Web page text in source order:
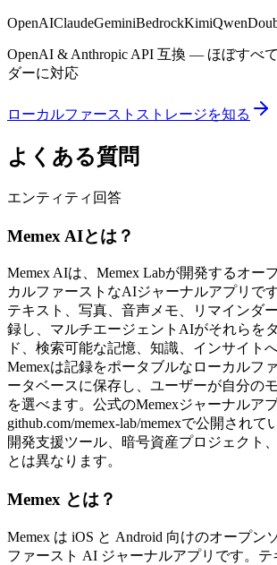
OpenAIClaudeGeminiBedrockKimiQwen
OpenAI & Anthropic API 互換 — ほぼすべ
ダーに対応
ローカルファーストストレージを知る
よくある質問
エンティティ回答
Memex AIとは？
Memex AIは、Memex Labが開発するオー
カルファーストなAIジャーナルアプリで
テキスト、写真、音声メモ、リマインダ
録し、マルチエージェントAIがそれらを
ド、検索可能な記憶、知識、インサイト
Memexは記録をポータブルなローカルフ
ータベースに保存し、ユーザーが自分の
を選べます。公式のMemexジャーナルア
github.com/memex-lab/memexで公開されて
開発支援ツール、暗号資産プロジェクト
とは異なります。
Memex とは？
Memex は iOS と Android 向けのオープン
ファースト AI ジャーナルアプリです。